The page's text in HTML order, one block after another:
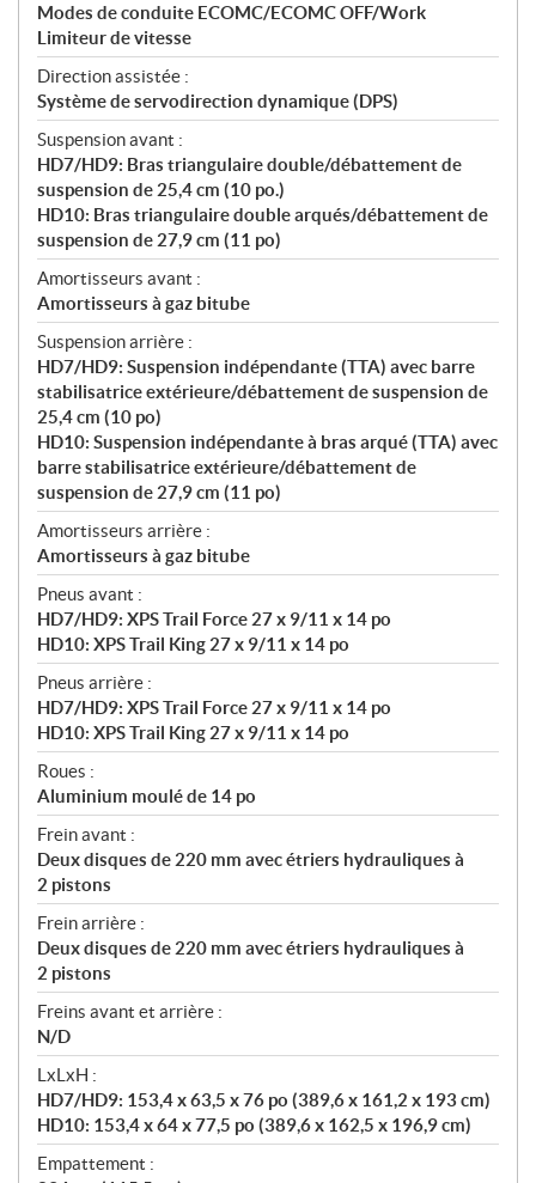
Modes de conduite ECOMC/ECOMC OFF/Work
Limiteur de vitesse
Direction assistée :
Système de servodirection dynamique (DPS)
Suspension avant :
HD7/HD9: Bras triangulaire double/débattement de
suspension de 25,4 cm (10 po.)
HD10: Bras triangulaire double arqués/débattement de
suspension de 27,9 cm (11 po)
Amortisseurs avant :
Amortisseurs à gaz bitube
Suspension arrière :
HD7/HD9: Suspension indépendante (TTA) avec barre
stabilisatrice extérieure/débattement de suspension de
25,4 cm (10 po)
HD10: Suspension indépendante à bras arqué (TTA) avec
barre stabilisatrice extérieure/débattement de
suspension de 27,9 cm (11 po)
Amortisseurs arrière :
Amortisseurs à gaz bitube
Pneus avant :
HD7/HD9: XPS Trail Force 27 x 9/11 x 14 po
HD10: XPS Trail King 27 x 9/11 x 14 po
Pneus arrière :
HD7/HD9: XPS Trail Force 27 x 9/11 x 14 po
HD10: XPS Trail King 27 x 9/11 x 14 po
Roues :
Aluminium moulé de 14 po
Frein avant :
Deux disques de 220 mm avec étriers hydrauliques à
2 pistons
Frein arrière :
Deux disques de 220 mm avec étriers hydrauliques à
2 pistons
Freins avant et arrière :
N/D
LxLxH :
HD7/HD9: 153,4 x 63,5 x 76 po (389,6 x 161,2 x 193 cm)
HD10: 153,4 x 64 x 77,5 po (389,6 x 162,5 x 196,9 cm)
Empattement :